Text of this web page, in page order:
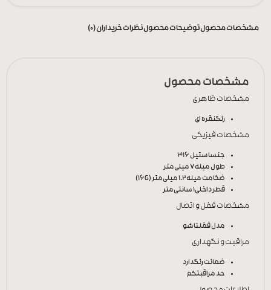
مشخصات محصولتوضیحات محصولنظرات خریداران (0)
مشخصات محصول
مشخصات ظاهری
رنگنقره ای
مشخصات فیزیکی
جنساستیل 316
طول میله7 میلی‌متر
ضخامت میله1.2 میلی‌متر (16G)
قطر داخلی1 سانتی‌متر
مشخصات قفل و اتصال
مدل قفلتاشو
مراقبت و نگهداری
ضمانت رنگدارد
حد مراقبتکم